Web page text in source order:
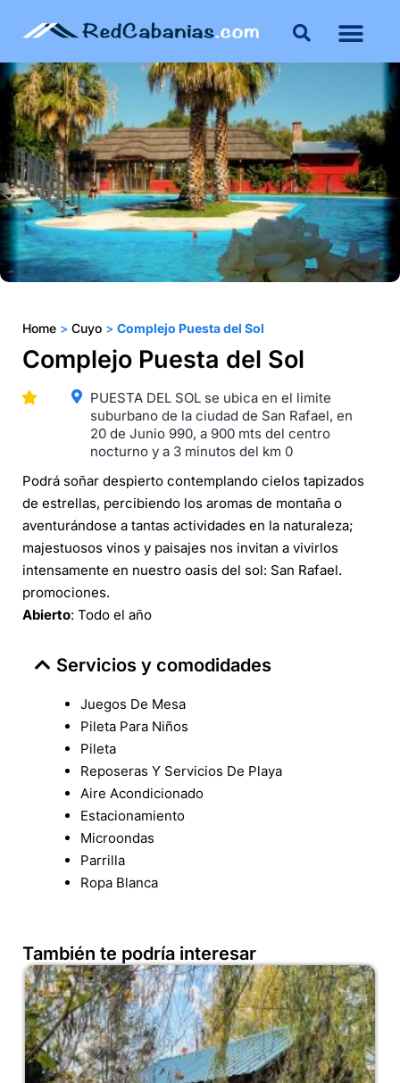
Home > Cuyo > Complejo Puesta del Sol
Complejo Puesta del Sol
PUESTA DEL SOL se ubica en el limite
suburbano de la ciudad de San Rafael, en
20 de Junio 990, a 900 mts del centro
nocturno y a 3 minutos del km 0
Podrá soñar despierto contemplando cielos tapizados
de estrellas, percibiendo los aromas de montaña o
aventurándose a tantas actividades en la naturaleza;
majestuosos vinos y paisajes nos invitan a vivirlos
intensamente en nuestro oasis del sol: San Rafael.
promociones.
Abierto: Todo el año
Servicios y comodidades
Juegos De Mesa
Pileta Para Niños
Pileta
Reposeras Y Servicios De Playa
Aire Acondicionado
Estacionamiento
Microondas
Parrilla
Ropa Blanca
También te podría interesar